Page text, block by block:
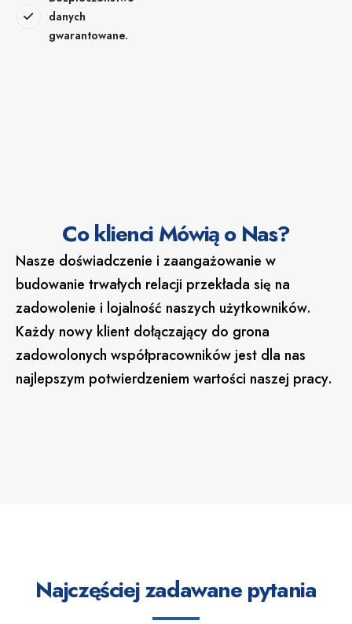
danych
gwarantowane.
Co klienci Mówią o Nas?
Nasze doświadczenie i zaangażowanie w
budowanie trwałych relacji przekłada się na
zadowolenie i lojalność naszych użytkowników.
Każdy nowy klient dołączający do grona
zadowolonych współpracowników jest dla nas
najlepszym potwierdzeniem wartości naszej pracy.
Najczęściej zadawane pytania